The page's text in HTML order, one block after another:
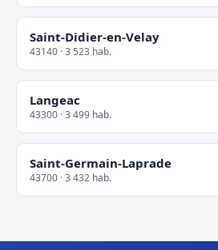
Saint-Didier-en-Velay
43140 · 3 523 hab.
Langeac
43300 · 3 499 hab.
Saint-Germain-Laprade
43700 · 3 432 hab.